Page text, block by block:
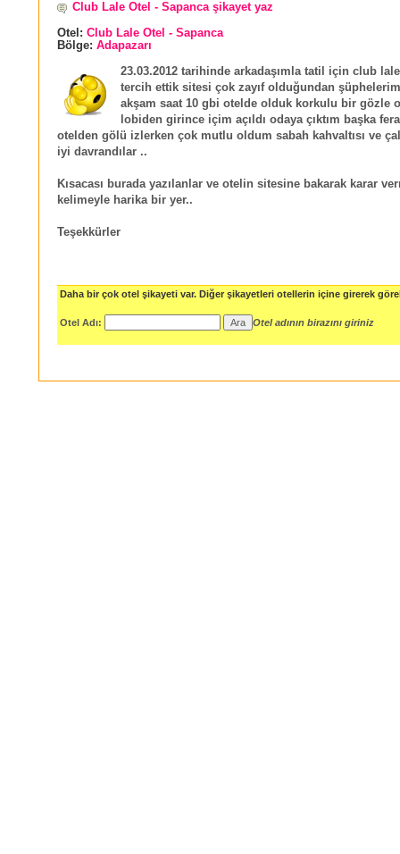
Club Lale Otel - Sapanca şikayet yaz
Otel: Club Lale Otel - Sapanca
Bölge: Adapazarı
23.03.2012 tarihinde arkadaşımla tatil için club
tercih ettik sitesi çok zayıf olduğundan
akşam saat 10 gbi otelde olduk korkulu bir gözle
lobiden girince içim açıldı odaya çıktım başka
otelden gölü izlerken çok mutlu oldum sabah kahvaltısı ve
iyi davrandılar ..
Kısacası burada yazılanlar ve otelin sitesine bakarak karar
kelimeyle harika bir yer..
Teşekkürler
Daha bir çok otel şikayeti var. Diğer şikayetleri otellerin içine girerek
Otel Adı: Otel adının birazını giriniz